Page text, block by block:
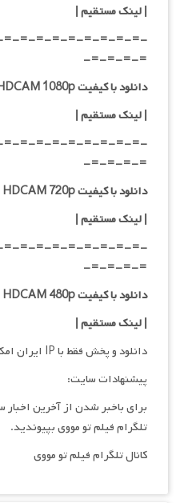
| لینک مستقیم|
=-=-=-=-=-=-=-=-
=-=-=-=-
دانلود با کیفیت HDCAM 1080p ریلیز F2M
|لینک مستقیم|
=-=-=-=-=-=-=-=-
=-=-=-=-
دانلود با کیفیت HDCAM 720p ریلیز F2M
| لینک مستقیم|
=-=-=-=-=-=-=-=-
=-=-=-=-
دانلود با کیفیت HDCAM 480p ریلیز F2M
| لینک مستقیم|
دانلود و پخش فقط با IP ایران امکان پذیر هست
پیشنهادات سایت:
برای باخبر شدن از آخرین اخبار
تلگرام فیلم تو مووی بپیوندید.
کانال تلگرام فیلم تو مووی